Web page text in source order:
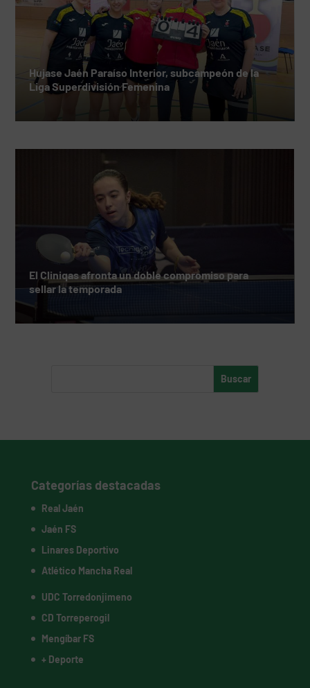
Hujase Jaén Paraíso Interior, subcampeón de la
Liga Superdivisión Femenina
El Cliniqas afronta un doble compromiso para
sellar la temporada
Categorías destacadas
Real Jaén
Jaén FS
Linares Deportivo
Atlético Mancha Real
UDC Torredonjimeno
CD Torreperogil
Mengíbar FS
+ Deporte